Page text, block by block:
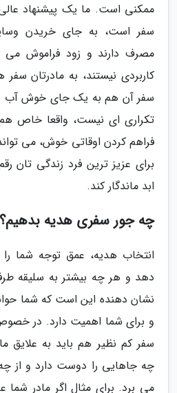
ممکنی است. ما یک پیشنهاد عالی
سفر است، به جای خریدن
مصرف دارند و زود فراموش
کاربردی نیستند، به مادرتان
سفر آن هم به یک جای خوش آب و
تکراری ای نیست، واقعا خاص
فراهم کردن اوقاتی خوش، می
برای عزیز ترین فرد زندگی تان
ابد ماندگار کند.
چه جور سفری هدیه بدهیم؟
انتخاب هدیه، عمق توجه شما
دهد و هر چه بیشتر به سلیقه
نشان دهنده این است که شما
و برای شما اهمیت دارد. در
سفر کم نظیر هم باید به علایق
چه جاهایی را دوست دارد و از
می برد. برای مثال اگر مادر